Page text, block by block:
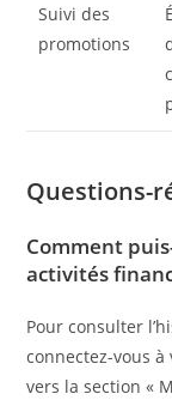
Suivi des
promotions
Questions-
Comment
activités
Pour consulter
connectez-vous
vers la section «